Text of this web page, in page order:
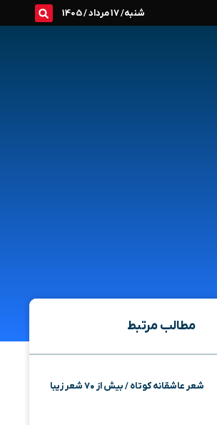
شنبه/ 17 مرداد / 1405
مطالب مرتبط
شعر عاشقانه کوتاه / بیش از ۷۰ شعر زیبا